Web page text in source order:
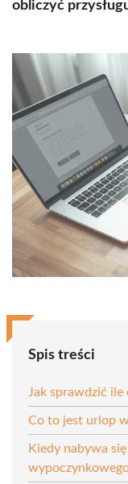
obliczyć
Spis treści
Jak sprawdzić ile
Co to jest urlop
Kiedy nabywa